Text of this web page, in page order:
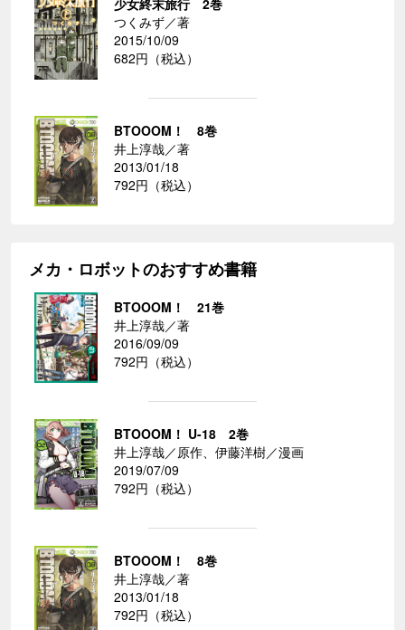
つくみず／著
2015/10/09
682円（税込）
BTOOOM！ 8巻
井上淳哉／著
2013/01/18
792円（税込）
メカ・ロボットのおすすめ書籍
BTOOOM！ 21巻
井上淳哉／著
2016/09/09
792円（税込）
BTOOOM！ U-18 2巻
井上淳哉／原作、伊藤洋樹／漫画
2019/07/09
792円（税込）
BTOOOM！ 8巻
井上淳哉／著
2013/01/18
792円（税込）